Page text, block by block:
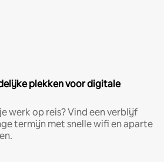
plekken voor digitale
werk op reis? Vind een verblijf
termijn met snelle wifi en aparte